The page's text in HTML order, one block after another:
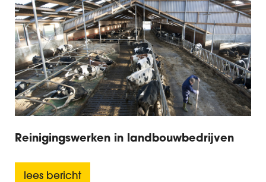
Reinigingswerken in landbouwbedrijven
lees bericht